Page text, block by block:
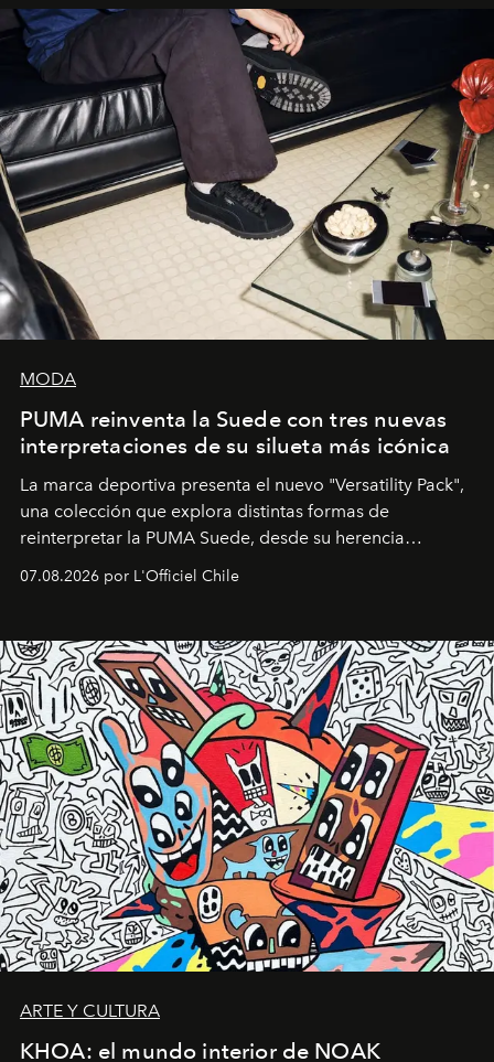
y la filosofía detrás de la propuesta.
MODA
PUMA reinventa la Suede con tres nuevas
interpretaciones de su silueta más icónica
La marca deportiva presenta el nuevo "Versatility Pack",
una colección que explora distintas formas de
reinterpretar la PUMA Suede, desde su herencia
deportiva hasta una mirada moderna inspirada en el
diseño y el universo outdoor.
07.08.2026 por L'Officiel Chile
ARTE Y CULTURA
KHOA: el mundo interior de NOAK